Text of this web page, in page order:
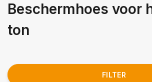
Beschermhoes voor
ton
FILTER